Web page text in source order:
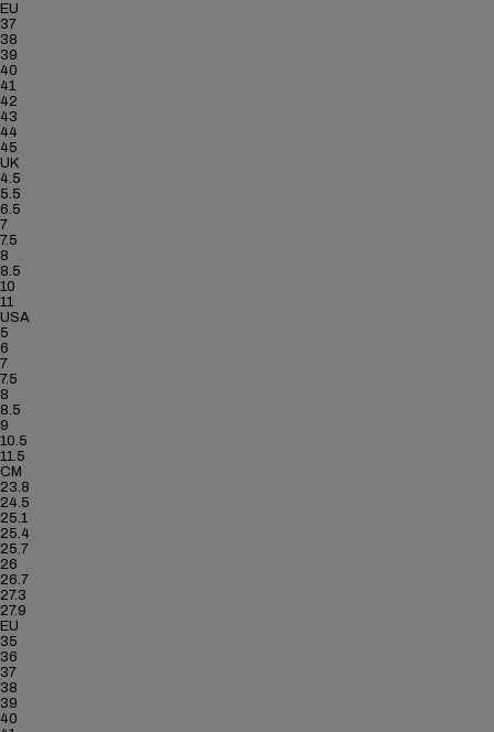
EU
37
38
39
40
41
42
43
44
45
UK
4.5
5.5
6.5
7
7.5
8
8.5
10
11
USA
5
6
7
7.5
8
8.5
9
10.5
11.5
CM
23.8
24.5
25.1
25.4
25.7
26
26.7
27.3
27.9
EU
35
36
37
38
39
40